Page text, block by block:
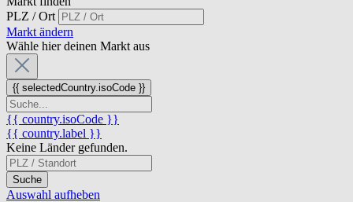
PLZ / Ort
Markt ändern
Wähle hier deinen Markt aus
{{ selectedCountry.isoCode }}
{{ country.isoCode }}
{{ country.label }}
Keine Länder gefunden.
Suche
Auswahl aufheben